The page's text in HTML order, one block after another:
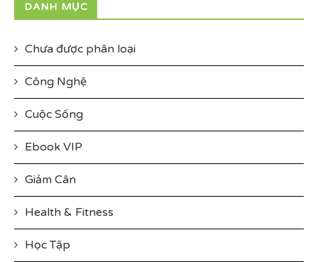
DANH MỤC
Chưa được phân loại
Công Nghệ
Cuộc Sống
Ebook VIP
Giảm Cân
Health & Fitness
Học Tập